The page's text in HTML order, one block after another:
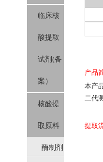
临床核
酸提取
试剂(备
案）
核酸提
取原料
酶制剂
产品
本产
二代
提取